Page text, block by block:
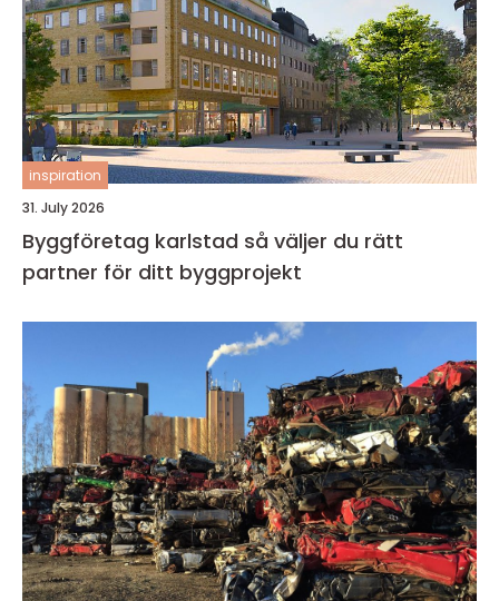
inspiration
31. July 2026
Byggföretag karlstad så väljer du rätt
partner för ditt byggprojekt